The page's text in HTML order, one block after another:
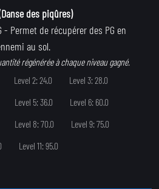
des piqûres)
- Permet de récupérer des PG en
au sol.
régénérée à chaque niveau gagné.
Level 2: 24.0
Level 3: 28.0
Level 5: 36.0
Level 6: 60.0
Level 8: 70.0
Level 9: 75.0
Level 11: 95.0